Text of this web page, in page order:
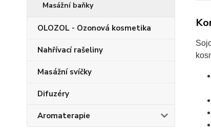
Masážní baňky
OLOZOL - Ozonová kosmetika
Nahřívací rašeliny
Masážní svíčky
Difuzéry
Aromaterapie